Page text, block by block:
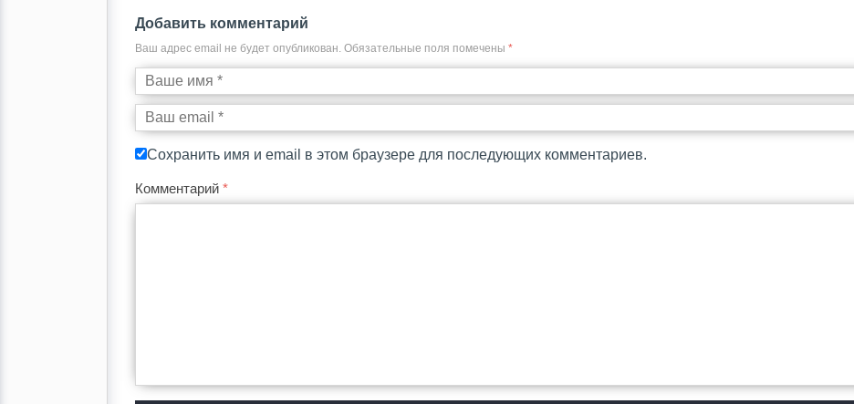
Добавить комментарий
Ваш адрес email не будет опубликован. Обязательные поля помечены *
Сохранить имя и email в этом браузере для последующих комментариев.
Комментарий *